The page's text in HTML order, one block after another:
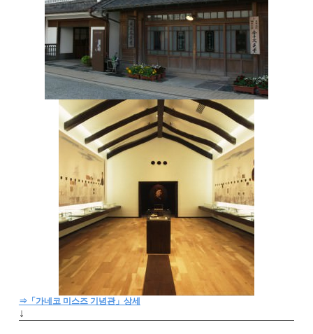
⇒「가네코 미스즈 기념관」상세
↓